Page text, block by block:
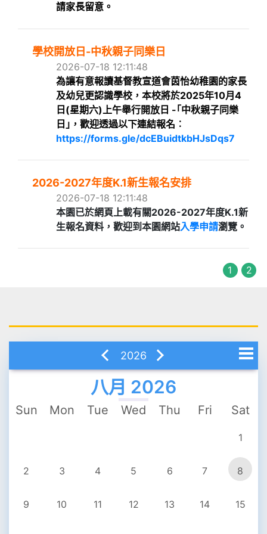
請家長留意 。
學校開放日-中秋親子同樂日
2026-07-18 12:11:48
為讓有意報讀基督教宣道會茵怡幼稚園的家長
及幼兒更認識學校，本校將於2025年10月4
日(星期六)上午舉行開放日 -｢中秋親子同樂
日｣，歡迎透過以下連結報名︰
https://forms.gle/dcEBuidtkbHJsDqs7
2026-2027年度K.1新生報名安排
2026-07-18 12:11:48
本園已於網頁上載有關2026-2027年度K.1新
生報名資料，歡迎到本園網站入學申請瀏覽。
1 2
2026
五月
八月 2026
Sun Mon Tue Wed Thu Fri Sat
1
2 3 4 5 6 7 8
9 10 11 12 13 14 15